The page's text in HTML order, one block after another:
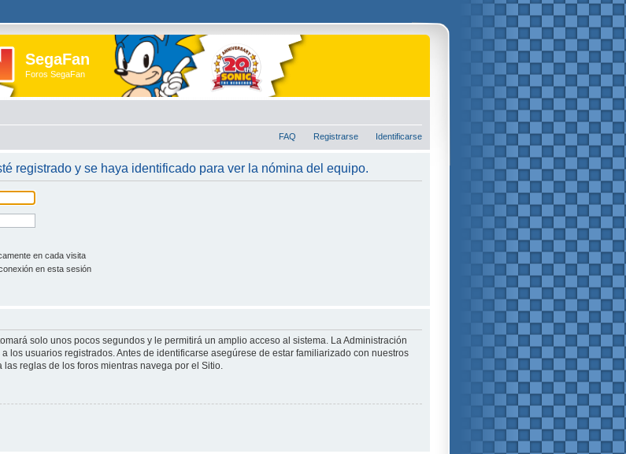
SegaFan
Foros SegaFan
FAQ Registrarse Identificarse
registrado y se haya identificado para ver la nómina del equipo.
en cada visita
en esta sesión
solo unos pocos segundos y le permitirá un amplio acceso al sistema. La Administración
los usuarios registrados. Antes de identificarse asegúrese de estar familiarizado con nuestros
reglas de los foros mientras navega por el Sitio.